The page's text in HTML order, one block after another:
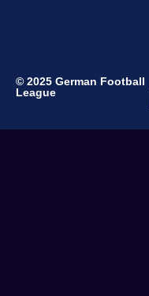
© 2025 German Football
League